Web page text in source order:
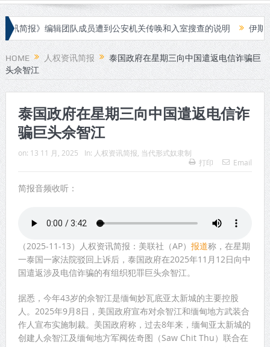
报》编辑团队成员遭到公安机关传唤和入室搜查的说明 伊斯兰国
审
HOME 人权资讯简报
泰国政府在星期三向中国遣返电信诈骗巨
头佘智江
泰国政府在星期三向中国遣返电信诈
骗巨头佘智江
on: 13 11 月, 2025 In: 人权资讯简报 当代形式奴隶制
打印
Email
简报音频收听：
（2025-11-13）人权资讯简报：美联社（AP） 报道称，在星期
一泰国一家法院驳回上诉后，泰国政府在2025年11月12日向中
国遣返涉及电信诈骗的有组织犯罪巨头佘智江。
据悉，今年43岁的佘智江是缅甸妙瓦底亚太新城的主要控股
人。2025年9月8日，美国政府宣布对佘智江和缅甸地方武装合
作人宣布实施制裁。美国政府称，过去8年来，缅甸亚太新城的
创建人佘智江及缅甸地方军阀佐奇图（Saw Chit Thu）联合在